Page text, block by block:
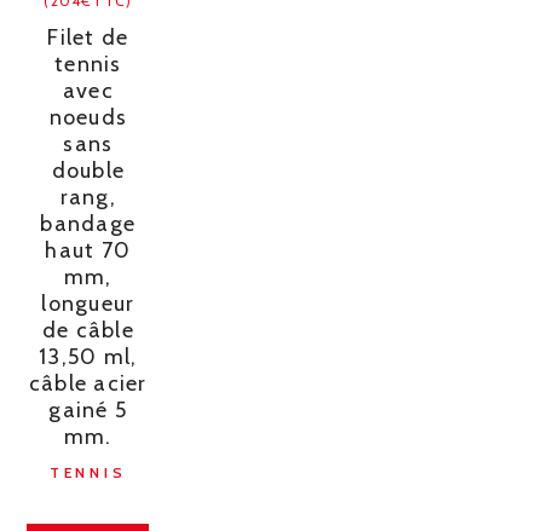
Filet de
tennis
avec
noeuds
sans
double
rang,
bandage
haut 70
mm,
longueur
de câble
13,50 ml,
câble acier
gainé 5
mm.
TENNIS